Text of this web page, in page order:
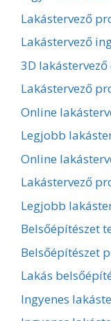
Lakástervező
Lakástervező
3D
Lakástervező
Online
Legjobb
Online
Lakástervező
Legjobb
Belsőépítészet
Belsőépítészet
Lakás
Ingyenes